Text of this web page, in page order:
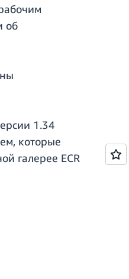
об
1.34
которые
галерее ECR